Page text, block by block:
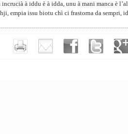
à iddu è à idda, unu à mani manca è
empia issu biotu chì ci frastorna da sempri,